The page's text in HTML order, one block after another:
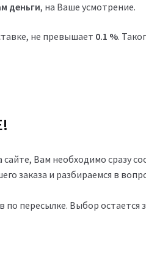
деньги, на Ваше усмотрение.
не превышает 0.1 %.
сайте, Вам необходимо сразу
заказа и разбираемся в
пересылке. Выбор остается